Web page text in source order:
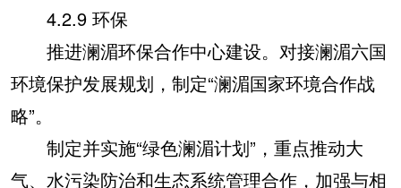
4.2.9 环保
推进澜湄环保合作中心建设。对接澜湄六国
环境保护发展规划，制定“澜湄国家环境合作战
略”。
制定并实施“绿色澜湄计划”，重点推动大
气、水污染防治和生态系统管理合作，加强与相